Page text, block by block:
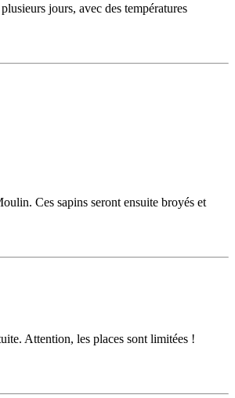
jours, avec des températures
Ces sapins seront ensuite broyés et
Attention, les places sont limitées !